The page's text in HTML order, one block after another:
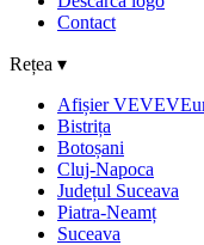
Contact
Rețea ▾
Afișier
Bistrița
Botoșani
Cluj-Napoca
Județul Suceava
Piatra-Neamț
Suceava